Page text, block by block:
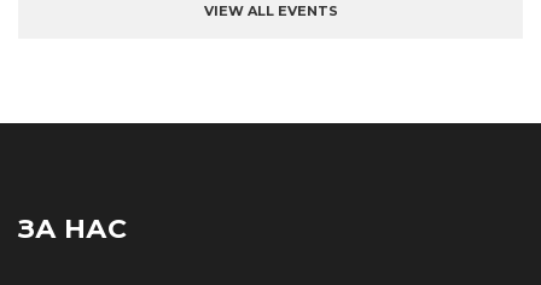
VIEW ALL EVENTS
ЗА НАС